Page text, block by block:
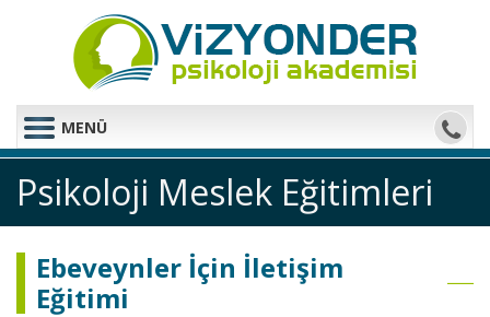
MENÜ
Psikoloji Meslek Eğitimleri
Ebeveynler İçin İletişim
Eğitimi